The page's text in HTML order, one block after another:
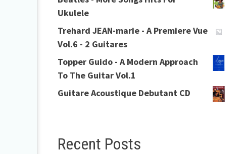
Ukulele
Trehard JEAN-marie - A Premiere Vue
Vol.6 - 2 Guitares
Topper Guido - A Modern Approach
To The Guitar Vol.1
Guitare Acoustique Debutant CD
Recent Posts